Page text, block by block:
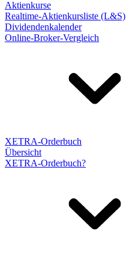
Aktienkurse
Realtime-Aktienkursliste (L&S)
Dividendenkalender
Online-Broker-Vergleich
XETRA-Orderbuch
Übersicht
XETRA-Orderbuch?